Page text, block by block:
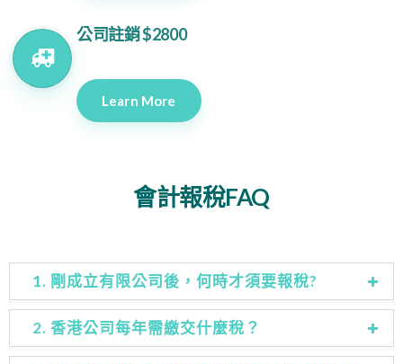
公司註銷 $2800
Learn More
會計報稅FAQ
1. 剛成立有限公司後，何時才須要報稅?
2. 香港公司每年需繳交什麼稅？